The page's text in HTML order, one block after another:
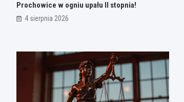
Prochowice w ogniu upału II stopnia!
4 sierpnia 2026